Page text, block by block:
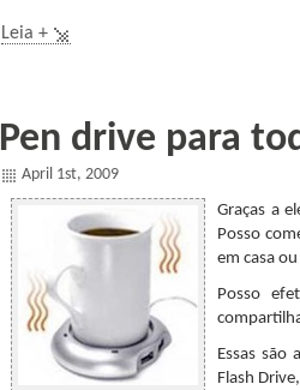
Leia +
Pen drive para
April 1st, 2009
Graças a
Posso
em casa
Posso
Essas
Flash